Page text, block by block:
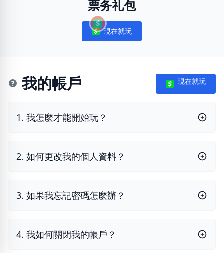
票务礼包
Notifications
現在就玩
我的帳戶 現在就玩
1. 我怎麼才能開始玩？
2. 如何更改我的個人資料？
3. 如果我忘記密碼怎麼辦？
4. 我如何關閉我的帳戶？